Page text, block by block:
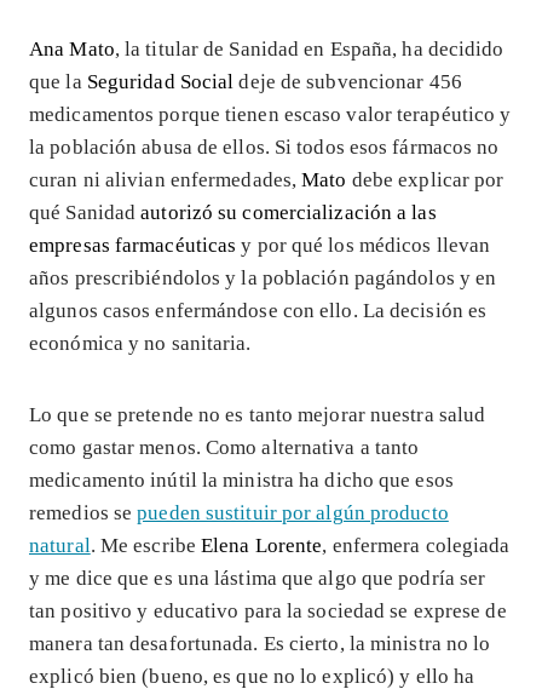
Ana Mato, la titular de Sanidad en España, ha decidido
que la Seguridad Social deje de subvencionar 456
medicamentos porque tienen escaso valor terapéutico y
la población abusa de ellos. Si todos esos fármacos no
curan ni alivian enfermedades,Mato debe explicar por
qué Sanidadautorizó su comercialización a las
empresas farmacéuticas y por qué los médicos llevan
años prescribiéndolos y la población pagándolos y en
algunos casos enfermándose con ello. La decisión es
económica y no sanitaria.
Lo que se pretende no es tanto mejorar nuestra salud
como gastar menos. Como alternativa a tanto
medicamento inútil la ministra ha dicho que esos
remedios se pueden sustituir por algún producto
natural. Me escribeElena Lorente, enfermera colegiada
y me dice que es una lástima que algo que podría ser
tan positivo y educativo para la sociedad se exprese de
manera tan desafortunada. Es cierto, la ministra no lo
explicó bien (bueno, es que no lo explicó) y ello ha